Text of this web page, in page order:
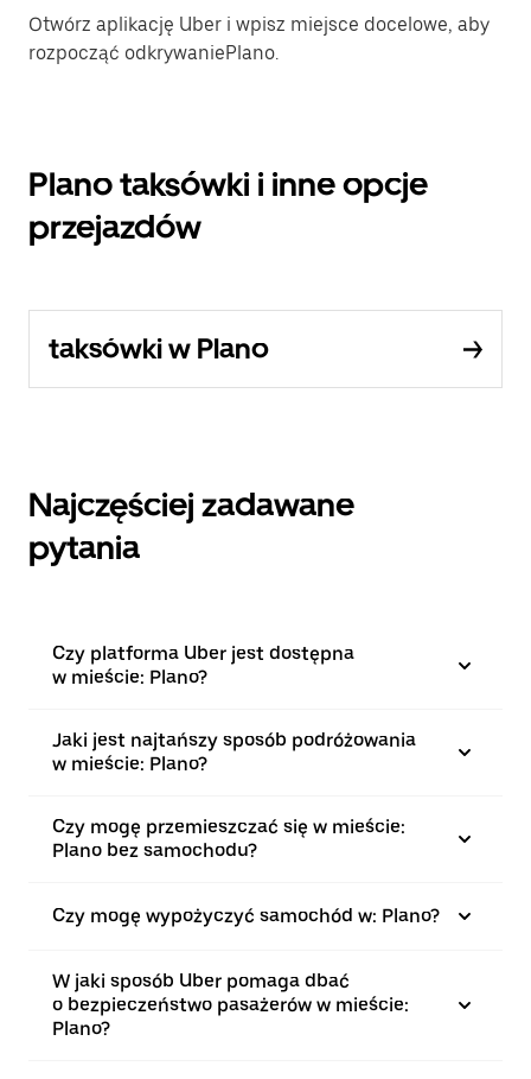
Otwórz aplikację Uber i wpisz miejsce docelowe, aby
rozpocząć odkrywaniePlano.
Plano taksówki i inne opcje
przejazdów
taksówki w Plano
Najczęściej zadawane
pytania
Czy platforma Uber jest dostępna
w mieście: Plano?
Jaki jest najtańszy sposób podróżowania
w mieście: Plano?
Czy mogę przemieszczać się w mieście:
Plano bez samochodu?
Czy mogę wypożyczyć samochód w: Plano?
W jaki sposób Uber pomaga dbać
o bezpieczeństwo pasażerów w mieście:
Plano?